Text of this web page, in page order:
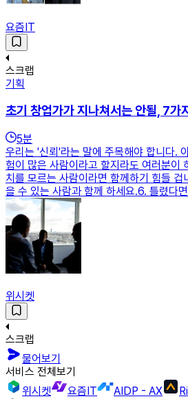
요즘IT
스크랩
기획
초기 창업가가 지나쳐서는 안될, 7가
5분
우리는 '신뢰'라는 말에 주목해야 합니다.
험이 많은 사람이라고 할지라도 여러분이
치를 모르는 사람이라면 함께하기 힘들
을 수 있는 사람과 함께 하세요.​​6. 틀렸다
위시켓
스크랩
물어보기
서비스 전체보기
위시켓
요즘IT AIDP - AX